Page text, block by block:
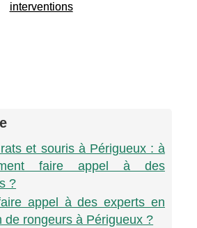
interventions
et souris à Périgueux : à
faire appel à des
?
appel à des experts en
de rongeurs à Périgueux ?